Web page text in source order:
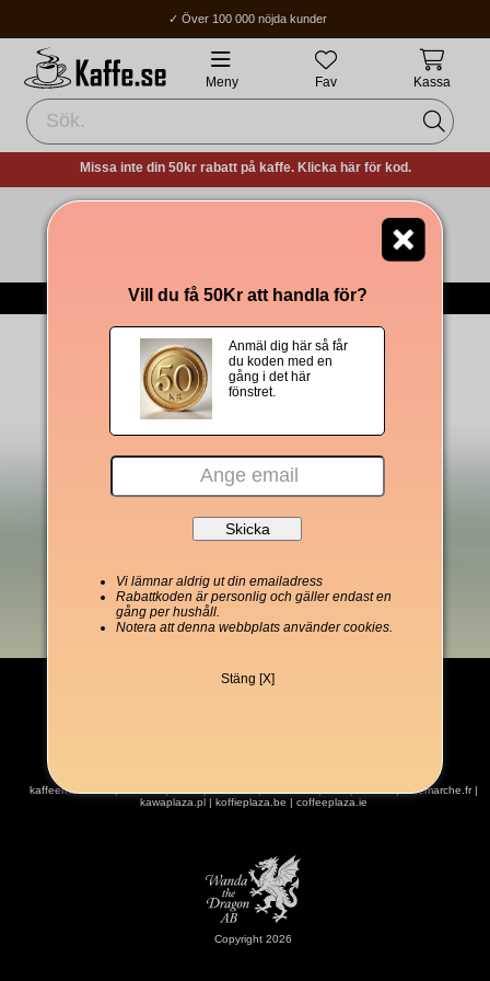
✓ Över 100 000 nöjda kunder
✓ Fri frakt över 400Kr
✓ Hemleverans / Ombud: 1-3 vardagar.
Meny Fav Kassa
Missa inte din 50kr rabatt på kaffe. Klicka här för kod.
Om Oss |Integritetspolicy |Köpvillkor|Om cookies
kaffeemarket.de|kaffe.se|coffeeplaza.com|kahvitori.fi|kaffeplaza.dk|cafemarche.fr|
kawaplaza.pl| koffieplaza.be | coffeeplaza.ie
Copyright 2026
Vill du få 50Kr att handla för?
Anmäl dig här så får
du koden med en
gång i det här
fönstret.
Vi lämnar aldrig ut din emailadress
Rabattkoden är personlig och gäller endast en
gång per hushåll.
Notera att denna webbplats använder cookies.
Stäng [X]